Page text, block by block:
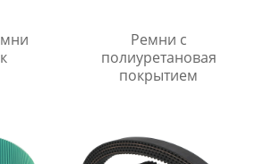
Ремни с
полиуретановая
покрытием